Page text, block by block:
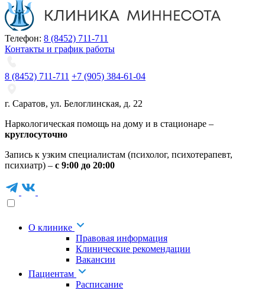
Телефон: 8 (8452) 711-711
Контакты и график работы
8 (8452) 711-711 +7 (905) 384-61-04
г. Саратов, ул. Белоглинская, д. 22
Наркологическая помощь на дому и в стационаре –
круглосуточно
Запись к узким специалистам (психолог, психотерапевт,
психиатр) – с 9:00 до 20:00
О клинике
Правовая информация
Клинические рекомендации
Вакансии
Пациентам
Расписание